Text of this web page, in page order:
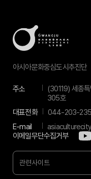
아시아문화중심도시추진단
주소
(30119) 세종
305호
대표전화
044-203-
E-mail
이메일무단수집거부
관련사이트